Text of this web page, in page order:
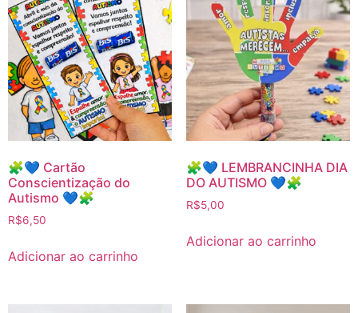
🧩💙 Cartão
Conscientização do
Autismo 💙🧩
R$6,50
Adicionar ao carrinho
🧩💙 LEMBRANCINHA DIA
DO AUTISMO 💙🧩
R$5,00
Adicionar ao carrinho